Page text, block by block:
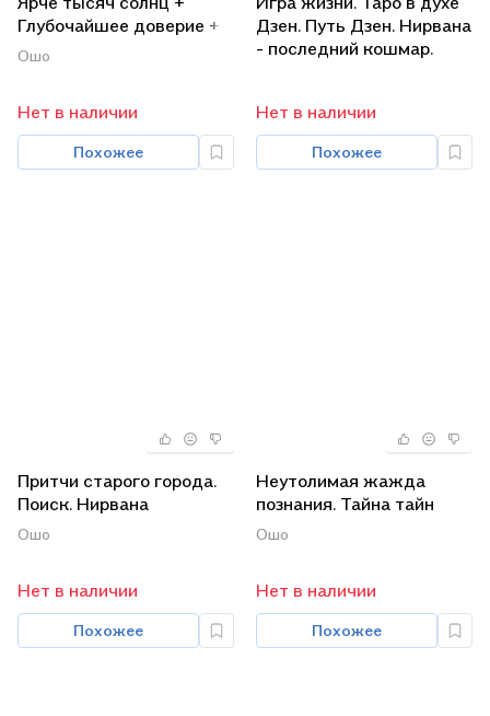
Глубочайшее доверие +
Завтрак гораздо важнее
Ошо
Нет в наличии
Похожее
Дзен. Путь Дзен. Нирвана
- последний кошмар.
4 книг)
Нет в наличии
Похожее
Притчи старого города.
Поиск. Нирвана
(комплект из 3 книг)
Ошо
Нет в наличии
Похожее
Неутолимая жажда
познания. Тайна тайн
(комплект из 2 книг)
Ошо
Нет в наличии
Похожее